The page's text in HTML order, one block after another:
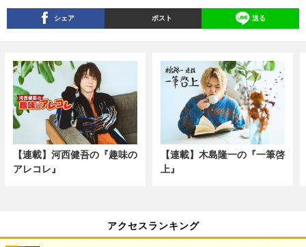
シェア ポスト 送る
【連載】河西健吾の『趣味の
アレコレ』
【連載】木島隆一の『一筆啓
上』
アクセスランキング